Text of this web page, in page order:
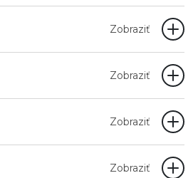
Zobraziť
Zobraziť
Zobraziť
Zobraziť